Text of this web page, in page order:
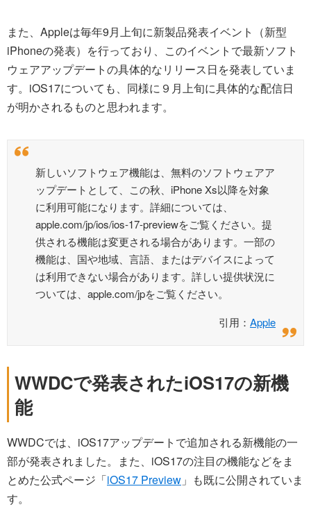
また、Appleは毎年9月上旬に新製品発表イベント（新型
iPhoneの発表）を行っており、このイベントで最新ソフト
ウェアアップデートの具体的なリリース日を発表していま
す。iOS17についても、同様に９月上旬に具体的な配信日
が明かされるものと思われます。
新しいソフトウェア機能は、無料のソフトウェアア
ップデートとして、この秋、iPhone Xs以降を対象
に利用可能になります。詳細については、
apple.com/jp/ios/ios-17-previewをご覧ください。提
供される機能は変更される場合があります。一部の
機能は、国や地域、言語、またはデバイスによって
は利用できない場合があります。詳しい提供状況に
ついては、apple.com/jpをご覧ください。
引用： Apple
WWDCで発表されたiOS17の新機
能
WWDCでは、iOS17アップデートで追加される新機能の一
部が発表されました。また、iOS17の注目の機能などをま
とめた公式ページ「iOS17 Preview 」も既に公開されていま
す。